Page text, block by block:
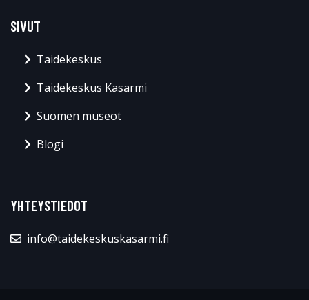
SIVUT
Taidekeskus
Taidekeskus Kasarmi
Suomen museot
Blogi
YHTEYSTIEDOT
info@taidekeskuskasarmi.fi